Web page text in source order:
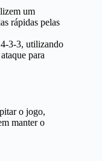
um
rápidas pelas
3-3, utilizando
para
o jogo,
manter o